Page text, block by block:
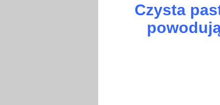
Czysta